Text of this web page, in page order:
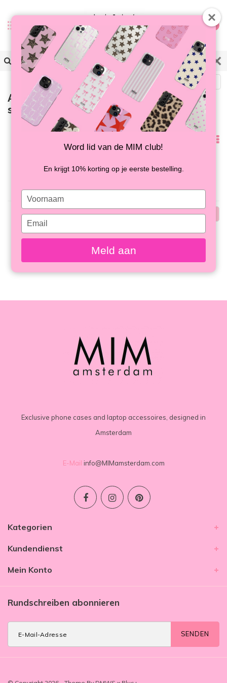
0
Zurück
Artikel mit Schlagwort
smileyketting
angesehen
Keine Produkte gefunden!...
Am
Exclusive phone cases and laptop accessoires, designed in
Amsterdam
E-Mail info@MIMamsterdam.com
Kategorien
Kundendienst
Mein Konto
Rundschreiben abonnieren
SENDEN
Word lid van de MIM club!
En krijgt 10% korting op je eerste bestelling.
Type
your
name
Type
your
email
Meld aan